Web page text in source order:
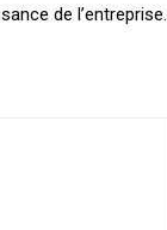
de l’entreprise.